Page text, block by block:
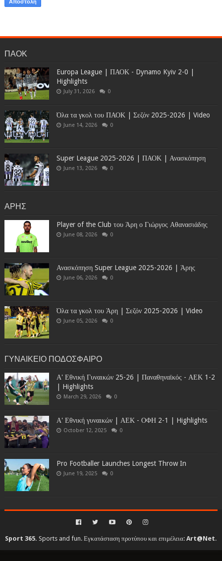
ΠΑΟΚ
Europa League | ΠΑΟΚ - Dynamo Kyiv 2-0 |
Highlights
July 31, 2026 0
Όλα τα γκολ του ΠΑΟΚ | Σεζόν 2025-2026 | Video
June 14, 2026 0
Super League 2025-2026 | ΠΑΟΚ | Ανασκόπηση
June 13, 2026 0
ΑΡΗΣ
Player of the Club του Άρη ο Γιώργος Αθανασιάδης
June 08, 2026 0
Ανασκόπηση Super League 2025-2026 | Άρης
June 06, 2026 0
Όλα τα γκολ του Άρη | Σεζόν 2025-2026 | Video
June 05, 2026 0
ΓΥΝΑΙΚΕΙΟ ΠΟΔΟΣΦΑΙΡΟ
Α' Εθνική Γυναικών 25-26 | Παναθηναϊκός - ΑΕΚ 1-2
| Highlights
March 29, 2026 0
Α' Εθνική γυναικών | ΑΕΚ - ΟΦΗ 2-1 | Highlights
October 12, 2025 0
Pro Footballer Launches Longest Throw In
June 19, 2025 0
Sport 365. Sports and fun. Εγκατάσταση προτύπου και επιμέλεια:Art@Net.